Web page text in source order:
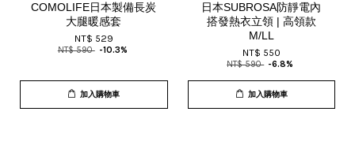
COMOLIFE日本製備長炭
大腿暖感套
NT$ 529
NT$ 590 -10.3%
加入購物車
日本SUBROSA防靜電內
搭發熱衣立領 | 高領款
M/LL
NT$ 550
NT$ 590 -6.8%
加入購物車